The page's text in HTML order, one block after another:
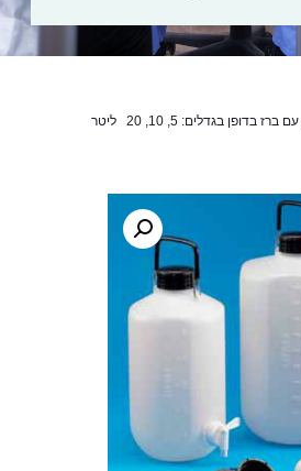
עם ברז בדופן בגדלים: 5, 10, 20 ליטר